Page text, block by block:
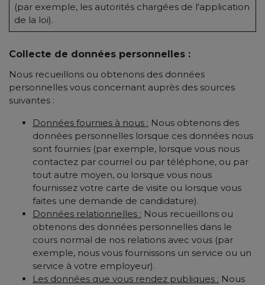
(par exemple, les autorités chargées de l'application
de la loi).
Collecte de données personnelles :
Nous recueillons ou obtenons des données
personnelles vous concernant auprès des sources
suivantes :
Données fournies à nous : Nous obtenons des
données personnelles lorsque ces données nous
sont fournies (par exemple, lorsque vous nous
contactez par courriel ou par téléphone, ou par
tout autre moyen, ou lorsque vous nous
fournissez votre carte de visite ou lorsque vous
faites une demande de candidature).
Données relationnelles : Nous recueillons ou
obtenons des données personnelles dans le
cours normal de nos relations avec vous (par
exemple, nous vous fournissons un service ou un
service à votre employeur).
Les données que vous rendez publiques : Nous